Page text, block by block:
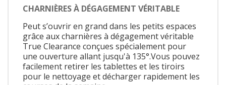
CHARNIÈRES À DÉGAGEMENT VÉRITABLE
Peut s’ouvrir en grand dans les petits espaces
grâce aux charnières à dégagement véritable
True Clearance conçues spécialement pour
une ouverture allant jusqu'à 135°.Vous pouvez
facilement retirer les tablettes et les tiroirs
pour le nettoyage et décharger rapidement les